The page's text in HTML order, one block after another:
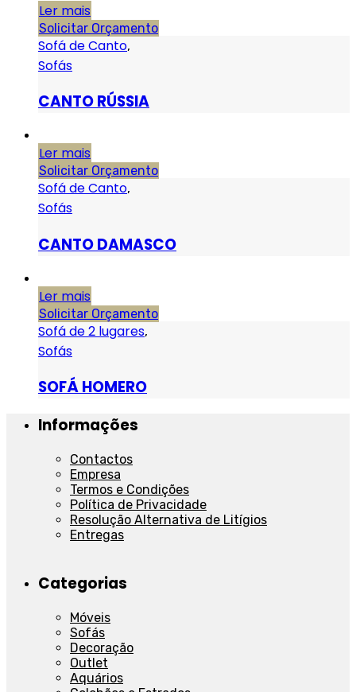
Ler mais
Solicitar Orçamento
Sofá de Canto,
Sofás
CANTO RÚSSIA
Ler mais
Solicitar Orçamento
Sofá de Canto,
Sofás
CANTO DAMASCO
Ler mais
Solicitar Orçamento
Sofá de 2 lugares,
Sofás
SOFÁ HOMERO
Informações
Contactos
Empresa
Termos e Condições
Política de Privacidade
Resolução Alternativa de Litígios
Entregas
Categorias
Móveis
Sofás
Decoração
Outlet
Aquários